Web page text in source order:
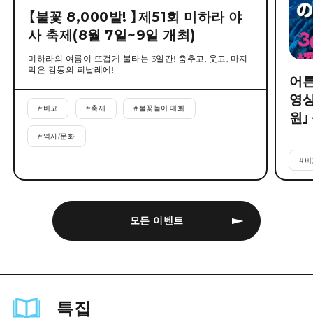
모든 이벤트
【불꽃 8,000발! 】제51회 미하라 야
사 축제(8월 7일~9일 개최)
미하라의 여름이 뜨겁게 불타는 3일간! 춤추고, 웃고, 마지
막은 감동의 피날레에!
# 비고 #축제 # 불꽃놀이 대회
# 역사/문화
어
영
원
#
특집